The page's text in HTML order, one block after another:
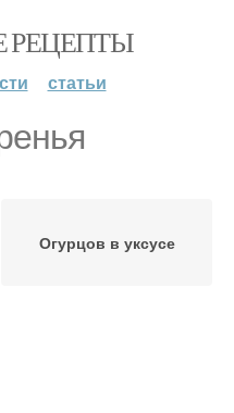
статьи
Огурцов в уксусе